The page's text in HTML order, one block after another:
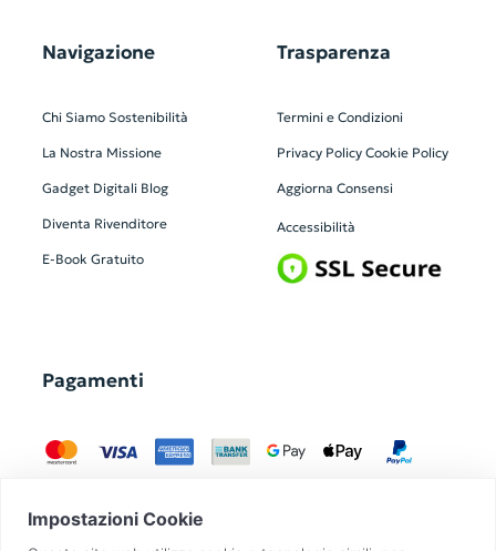
Navigazione
Chi Siamo Sostenibilità
La Nostra Missione
Gadget Digitali Blog
Diventa Rivenditore
E-Book Gratuito
Trasparenza
Termini e Condizioni
Privacy Policy Cookie Policy
Aggiorna Consensi
Accessibilità
Pagamenti